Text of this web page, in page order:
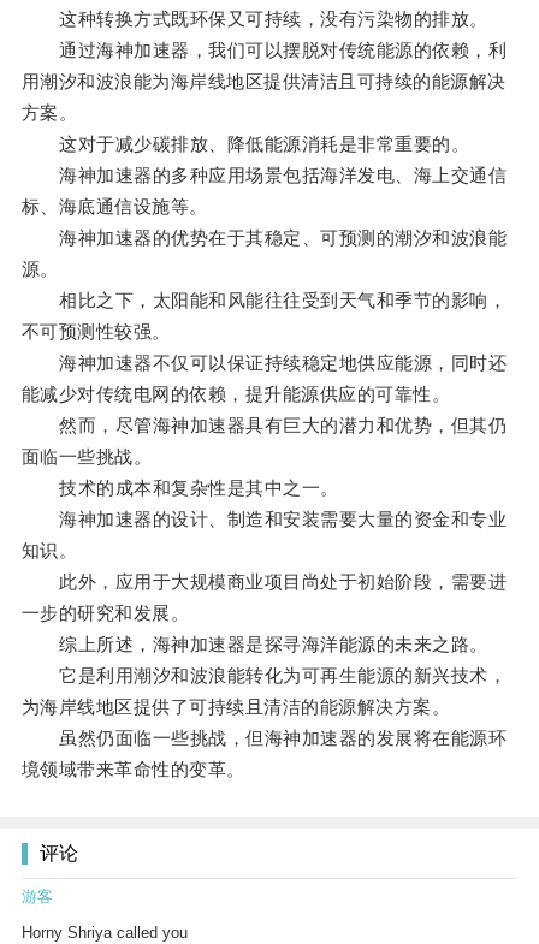
这种转换方式既环保又可持续，没有污染物的排放。
通过海神加速器，我们可以摆脱对传统能源的依赖，利
用潮汐和波浪能为海岸线地区提供清洁且可持续的能源解决
方案。
这对于减少碳排放、降低能源消耗是非常重要的。
海神加速器的多种应用场景包括海洋发电、海上交通信
标、海底通信设施等。
海神加速器的优势在于其稳定、可预测的潮汐和波浪能
源。
相比之下，太阳能和风能往往受到天气和季节的影响，
不可预测性较强。
海神加速器不仅可以保证持续稳定地供应能源，同时还
能减少对传统电网的依赖，提升能源供应的可靠性。
然而，尽管海神加速器具有巨大的潜力和优势，但其仍
面临一些挑战。
技术的成本和复杂性是其中之一。
海神加速器的设计、制造和安装需要大量的资金和专业
知识。
此外，应用于大规模商业项目尚处于初始阶段，需要进
一步的研究和发展。
综上所述，海神加速器是探寻海洋能源的未来之路。
它是利用潮汐和波浪能转化为可再生能源的新兴技术，
为海岸线地区提供了可持续且清洁的能源解决方案。
虽然仍面临一些挑战，但海神加速器的发展将在能源环
境领域带来革命性的变革。
评论
游客
Horny Shriya called you